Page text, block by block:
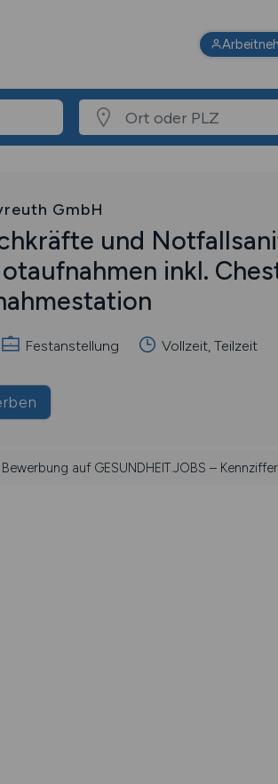
GmbH
und
inkl.
Festanstellung Vollzeit, Teilzeit
auf GESUNDHEIT.JOBS –